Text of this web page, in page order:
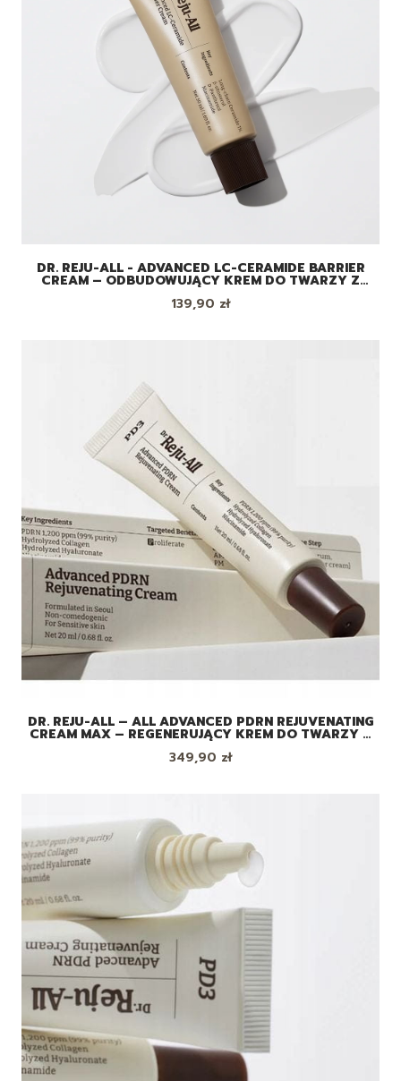
DR. REJU-ALL - ADVANCED LC-CERAMIDE BARRIER
CREAM – ODBUDOWUJĄCY KREM DO TWARZY Z
Cena
139,90 zł
DR. REJU-ALL – ALL ADVANCED PDRN REJUVENATING
CREAM MAX – REGENERUJĄCY KREM DO TWARZY Z
PDRN I KOLAGENEM, 60ML
Cena
349,90 zł